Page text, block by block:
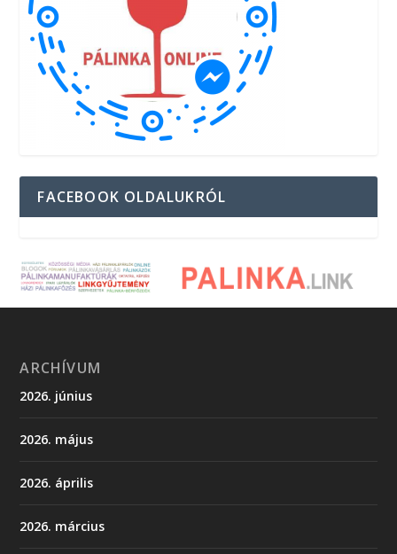
FACEBOOK OLDALUKRÓL
ARCHÍVUM
2026. június
2026. május
2026. április
2026. március